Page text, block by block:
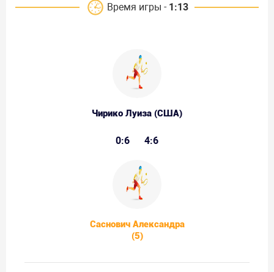
Время игры - 1:13
Чирико Луиза (США)
0:6 4:6
Саснович Александра
(5)